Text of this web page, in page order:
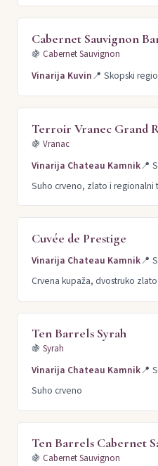
Cabernet Sauvignon
🍇 Cabernet Sauvignon
Vinarija Kuvin📍 Skopski
Terroir Vranec Grand
🍇 Vranac
Vinarija Chateau Kamnik📍
Suho crveno, zlato i regionalni
Cuvée de Prestige
Vinarija Chateau Kamnik📍
Crvena kupaža, dvostruko
Ten Barrels Syrah
🍇 Syrah
Vinarija Chateau Kamnik📍
Suho crveno
Ten Barrels Cabernet
🍇 Cabernet Sauvignon